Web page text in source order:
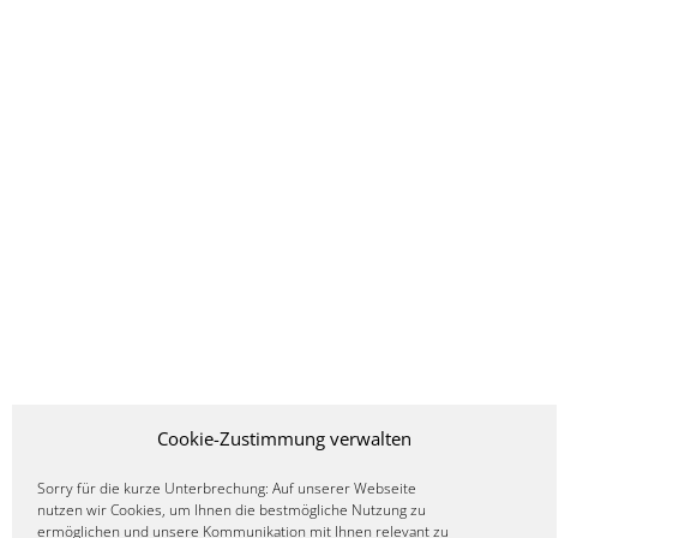
Cookie-Zustimmung verwalten
Sorry für die kurze Unterbrechung: Auf unserer Webseite
nutzen wir Cookies, um Ihnen die bestmögliche Nutzung zu
ermöglichen und unsere Kommunikation mit Ihnen relevant zu